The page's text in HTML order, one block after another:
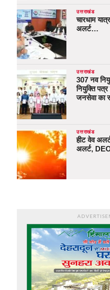
उत्तराखंड
चारधाम
अलर्ट…
उत्तराखंड
307 नव
नियुक्ति
जनसेवा का
उत्तराखंड
हीट वेव
अलर्ट,